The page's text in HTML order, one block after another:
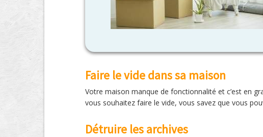
Faire le vide dans sa maison
Votre maison manque de fonctionnalité et c’est en
vous souhaitez faire le vide, vous savez que vous
Détruire les archives